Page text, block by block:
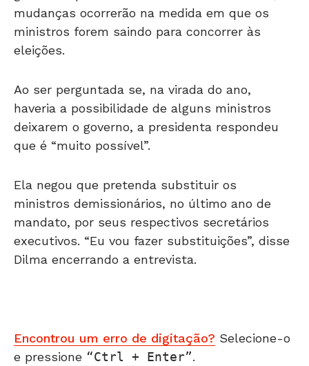
ministros forem saindo para concorrer às
eleições.
haveria a possibilidade de alguns ministros
deixarem o governo, a presidenta respondeu
que é “muito possível”.
ministros demissionários, no último ano de
mandato, por seus respectivos secretários
executivos. “Eu vou fazer substituições”, disse
Dilma encerrando a entrevista.
e pressione Ctrl + Enter .